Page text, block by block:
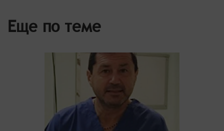
Еще по теме